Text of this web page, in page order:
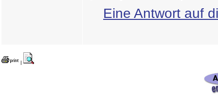
Eine Antwort auf
|